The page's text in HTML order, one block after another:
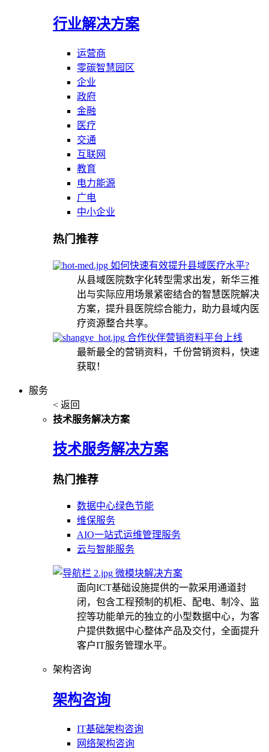
行业解决方案
运营商
零碳智慧园区
企业
政府
金融
医疗
交通
互联网
教育
电力能源
广电
中小企业
热门推荐
如何快速有效提升县域医疗水平?
从县域医院数字化转型需求出发，新华三推
出与实际应用场景紧密结合的智慧医院解决
方案，提升县医院综合能力，助力县域内医
疗资源整合共享。
合作伙伴营销资料平台上线
最新最全的营销资料，千份营销资料，快速
获取！
服务
< 返回
技术服务解决方案
技术服务解决方案
热门推荐
数据中心绿色节能
维保服务
AIO一站式运维管理服务
云与智能服务
微模块解决方案
面向ICT基础设施提供的一款采用通道封
闭，包含工程预制的机柜、配电、制冷、监
控等功能单元的独立的小型数据中心，为客
户提供数据中心整体产品及交付，全面提升
客户IT服务管理水平。
架构咨询
架构咨询
IT基础架构咨询
网络架构咨询